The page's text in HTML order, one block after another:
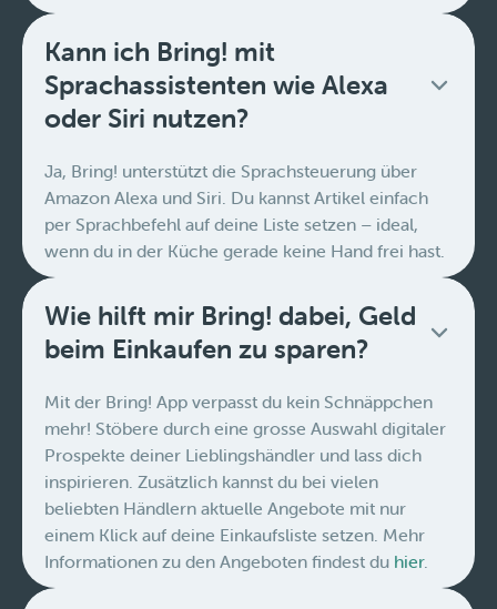
Kann ich Bring! mit
Sprachassistenten wie Alexa
oder Siri nutzen?
Ja, Bring! unterstützt die Sprachsteuerung über
Amazon Alexa und Siri. Du kannst Artikel einfach
per Sprachbefehl auf deine Liste setzen – ideal,
wenn du in der Küche gerade keine Hand frei hast.
Wie hilft mir Bring! dabei, Geld
beim Einkaufen zu sparen?
Mit der Bring! App verpasst du kein Schnäppchen
mehr! Stöbere durch eine grosse Auswahl digitaler
Prospekte deiner Lieblingshändler und lass dich
inspirieren. Zusätzlich kannst du bei vielen
beliebten Händlern aktuelle Angebote mit nur
einem Klick auf deine Einkaufsliste setzen. Mehr
Informationen zu den Angeboten findest du hier.